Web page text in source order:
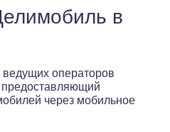
в
операторов
через мобильное